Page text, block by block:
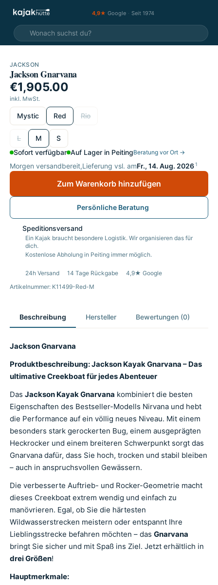
4,9★ Google · Seit 1974
JACKSON
Jackson Gnarvana
€1,905.00
inkl. MwSt.
wählen
Mystic Red Rio
wählen
L M
S
Sofort verfügbar Auf Lager in PeitingBeratung vor Ort →
Morgen versandbereit,Lieferung vsl. amFr., 14. Aug. 20261
Zum Warenkorb hinzufügen
Persönliche Beratung
Speditionsversand
Ein Kajak braucht besondere Logistik. Wir organisieren das für
dich.
Kostenlose Abholung in Peiting immer möglich.
24h Versand 14 Tage Rückgabe
4,9★ Google
Artikelnummer: K11499-Red-M
Beschreibung Hersteller Bewertungen (0)
Jackson Gnarvana
Produktbeschreibung: Jackson Kayak Gnarvana – Das
ultimative Creekboat für jedes Abenteuer
Das Jackson Kayak Gnarvana kombiniert die besten
Eigenschaften des Bestseller-Modells Nirvana und hebt
die Performance auf ein völlig neues Niveau. Mit einem
besonders stark gerockerten Bug, einem ausgeprägten
Heckrocker und einem breiteren Schwerpunkt sorgt das
Gnarvana dafür, dass Sie hoch, trocken und stabil bleiben
– auch in anspruchsvollen Gewässern.
Die verbesserte Auftrieb- und Rocker-Geometrie macht
dieses Creekboat extrem wendig und einfach zu
manövrieren. Egal, ob Sie die härtesten
Wildwasserstrecken meistern oder entspannt Ihre
Lieblingsstrecke befahren möchten – das Gnarvana
bringt Sie sicher und mit Spaß ins Ziel. Jetzt erhältlich in
drei Größen!
Hauptmerkmale: